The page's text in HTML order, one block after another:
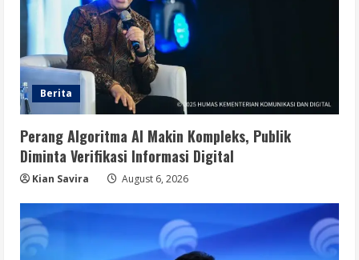
Berita
Perang Algoritma AI Makin Kompleks, Publik
Diminta Verifikasi Informasi Digital
Kian Savira August 6, 2026